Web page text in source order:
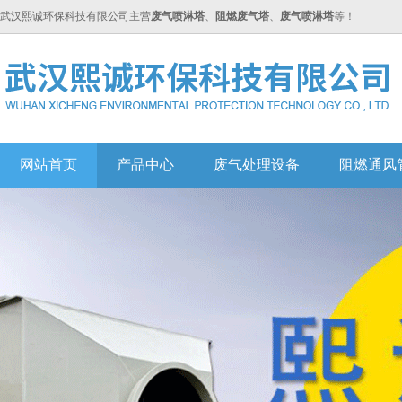
武汉熙诚环保科技有限公司主营废气喷淋塔、 阻燃废气塔、 废气喷淋塔等！
网站首页 产品中心 废气处理设备 阻燃通风